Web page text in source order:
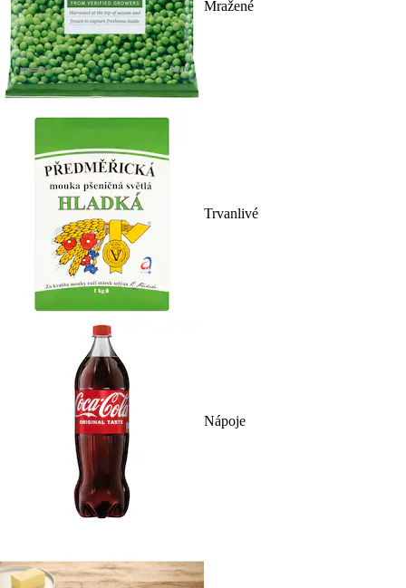
Mražené
Trvanlivé
Nápoje